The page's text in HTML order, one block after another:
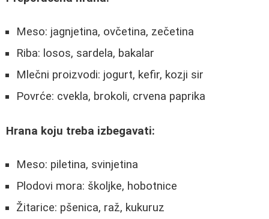
Meso: jagnjetina, ovčetina, zečetina
Riba: losos, sardela, bakalar
Mlečni proizvodi: jogurt, kefir, kozji sir
Povrće: cvekla, brokoli, crvena paprika
Hrana koju treba izbegavati:
Meso: piletina, svinjetina
Plodovi mora: školjke, hobotnice
Žitarice: pšenica, raž, kukuruz